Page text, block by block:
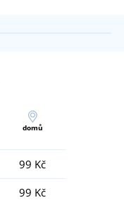
domů
99 Kč
99 Kč